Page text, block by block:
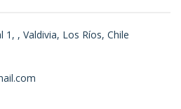
, Valdivia, Los Ríos, Chile